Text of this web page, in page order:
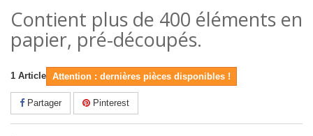
Contient plus de 400 éléments en
papier, pré-découpés.
1 Article Attention : dernières pièces disponibles !
Partager Pinterest